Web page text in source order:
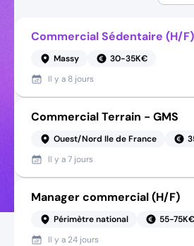
Commercial Sédentaire (H/F)
Massy
30-35K€
Il y a 8 jours
Commercial Terrain - GMS
Ouest/Nord Ile de France
Il y a7 jours
Manager commercial (H/F)
Périmètre national
55-75K€
Il y a 24 jours